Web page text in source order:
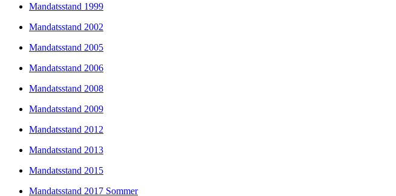
Mandatsstand 1999
Mandatsstand 2002
Mandatsstand 2005
Mandatsstand 2006
Mandatsstand 2008
Mandatsstand 2009
Mandatsstand 2012
Mandatsstand 2013
Mandatsstand 2015
Mandatsstand 2017 Sommer